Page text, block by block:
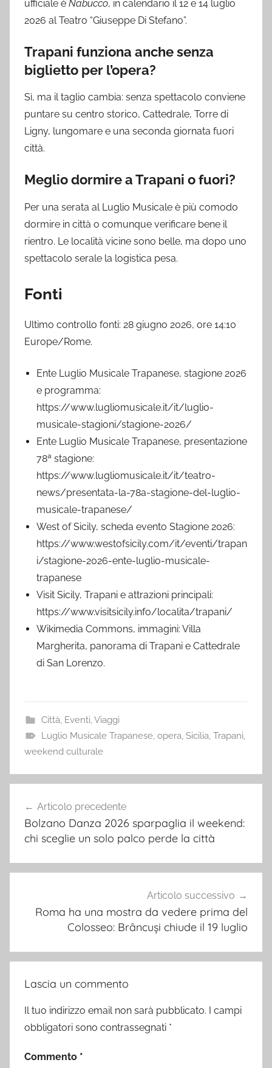
ufficiale è Nabucco, in calendario il 12 e 14 luglio
2026 al Teatro “Giuseppe Di Stefano”.
Trapani funziona anche senza
biglietto per l’opera?
Sì, ma il taglio cambia: senza spettacolo conviene
puntare su centro storico, Cattedrale, Torre di
Ligny, lungomare e una seconda giornata fuori
città.
Meglio dormire a Trapani o fuori?
Per una serata al Luglio Musicale è più comodo
dormire in città o comunque verificare bene il
rientro. Le località vicine sono belle, ma dopo uno
spettacolo serale la logistica pesa.
Fonti
Ultimo controllo fonti: 28 giugno 2026, ore 14:10
Europe/Rome.
Ente Luglio Musicale Trapanese, stagione 2026
e programma:
https://www.lugliomusicale.it/it/luglio-
musicale-stagioni/stagione-2026/
Ente Luglio Musicale Trapanese, presentazione
78ª stagione:
https://www.lugliomusicale.it/it/teatro-
news/presentata-la-78a-stagione-del-luglio-
musicale-trapanese/
West of Sicily, scheda evento Stagione 2026:
https://www.westofsicily.com/it/eventi/trapan
i/stagione-2026-ente-luglio-musicale-
trapanese
Visit Sicily, Trapani e attrazioni principali:
https://www.visitsicily.info/localita/trapani/
Wikimedia Commons, immagini: Villa
Margherita, panorama di Trapani e Cattedrale
di San Lorenzo.
Città, Eventi,Viaggi
Luglio Musicale Trapanese, opera, Sicilia, Trapani,
weekend culturale
articoli
Articolo precedente
Bolzano Danza 2026 sparpaglia il weekend:
chi sceglie un solo palco perde la città
Articolo successivo
Roma ha una mostra da vedere prima del
Colosseo: Brâncuși chiude il 19 luglio
Lascia un commento
Il tuo indirizzo email non sarà pubblicato. I campi
obbligatori sono contrassegnati *
Commento *